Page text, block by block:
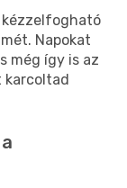
kézzelfogható
Napokat
még így is az
karcoltad